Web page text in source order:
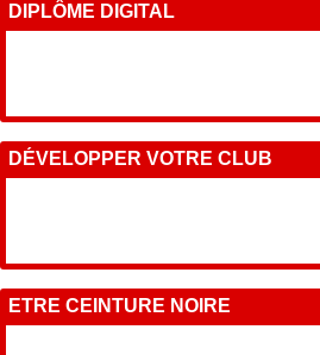
DIPLÔME DIGITAL
DÉVELOPPER VOTRE CLUB
ETRE CEINTURE NOIRE